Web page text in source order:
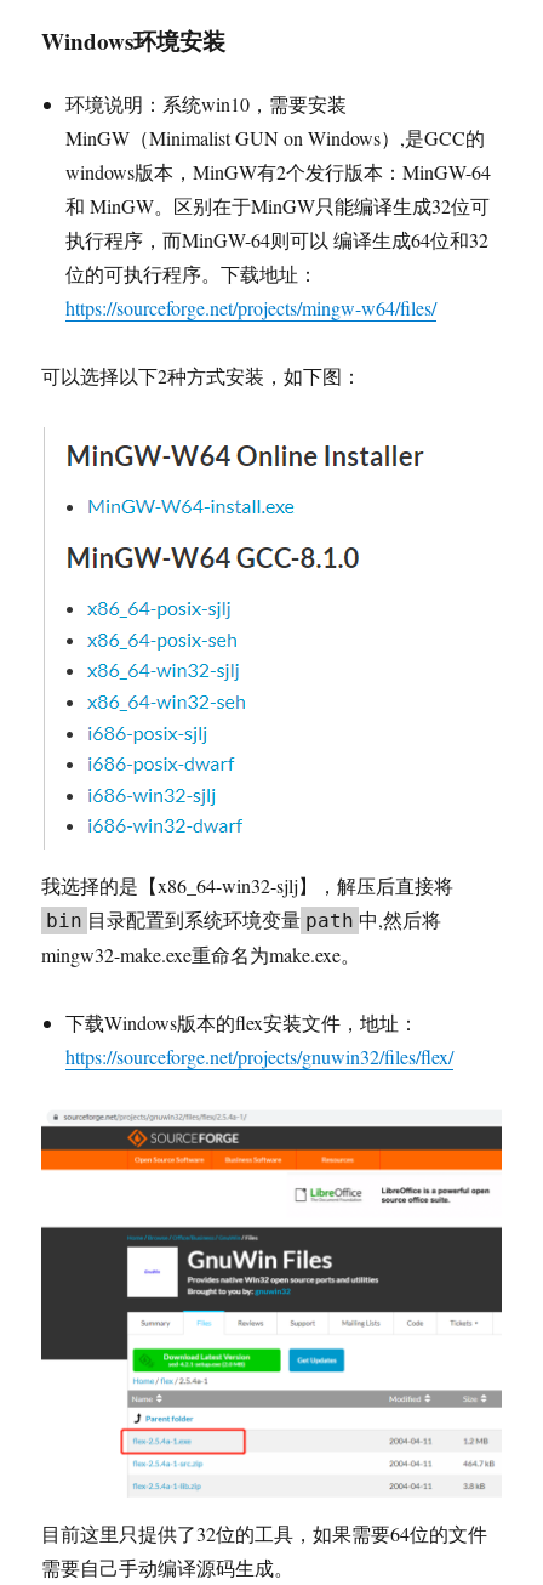
Windows环境安装
环境说明：系统win10，需要安装
MinGW（Minimalist GUN on Windows）,是GCC的
windows版本，MinGW有2个发行版本：MinGW-64
和 MinGW。区别在于MinGW只能编译生成32位可
执行程序，而MinGW-64则可以 编译生成64位和32
位的可执行程序。下载地址：
https://sourceforge.net/projects/mingw-w64/files/
可以选择以下2种方式安装，如下图：
我选择的是【x86_64-win32-sjlj】，解压后直接将
bin 目录配置到系统环境变量 path 中,然后将
mingw32-make.exe重命名为make.exe。
下载Windows版本的flex安装文件，地址：
https://sourceforge.net/projects/gnuwin32/files/flex/
目前这里只提供了32位的工具，如果需要64位的文件
需要自己手动编译源码生成。